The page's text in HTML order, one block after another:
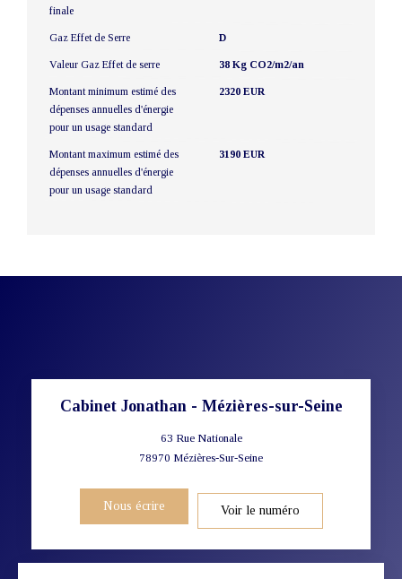
finale
Gaz Effet de Serre D
Valeur Gaz Effet de serre 38 Kg CO2/m2/an
Montant minimum estimé des
dépenses annuelles d'énergie
pour un usage standard
2320 EUR
Montant maximum estimé des
dépenses annuelles d'énergie
pour un usage standard
3190 EUR
Cabinet Jonathan - Mézières-sur-Seine
63 Rue Nationale
78970 Mézières-Sur-Seine
Nous écrire Voir le numéro